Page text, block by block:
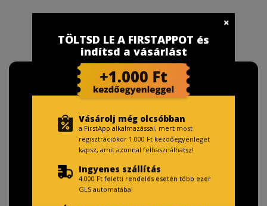
TÖLTSD LE A FIRSTAPPOT és
indítsd a vásárlást
Vásárolj még olcsóbban
a FirstApp alkalmazással, mert most
regisztrációkor 1.000 Ft kezdőegyenleget
kapsz, amit azonnal felhasználhatsz!
Ingyenes szállítás
4.000 Ft feletti rendelés esetén több ezer
GLS automatába!